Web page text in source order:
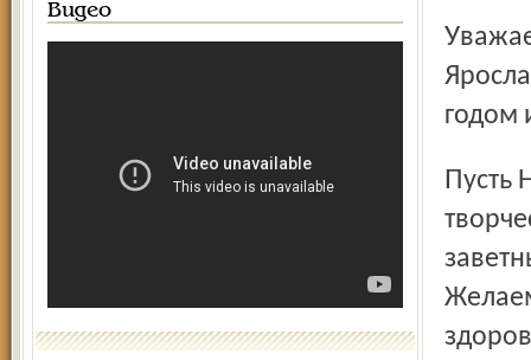
Видео
Уважаемые коллеги! Избирательная комиссия
годом
Пусть Новый год станет для вас годом добрых перемен,